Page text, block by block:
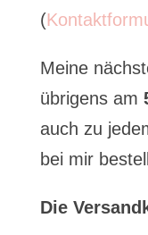
(
Meine
übrigens am
auch zu
bei mir
Die